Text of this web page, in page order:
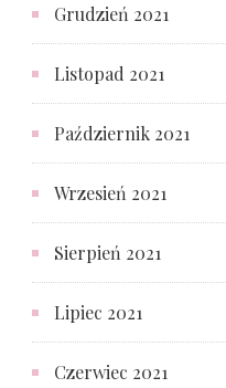
Grudzień 2021
Listopad 2021
Październik 2021
Wrzesień 2021
Sierpień 2021
Lipiec 2021
Czerwiec 2021